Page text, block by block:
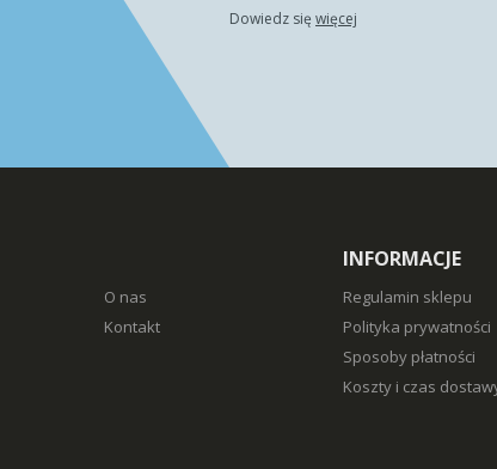
Dowiedz się więcej
O nas
Kontakt
INFORMACJE
Regulamin sklepu
Polityka prywatności
Sposoby płatności
Koszty i czas